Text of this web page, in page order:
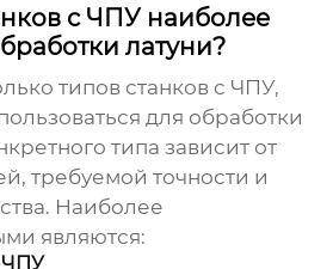
с ЧПУ наиболее
латуни?
типов станков с ЧПУ,
для обработки
типа зависит от
требуемой точности и
Наиболее
являются:
ЧПУ